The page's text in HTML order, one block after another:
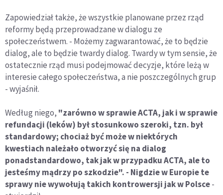
Zapowiedział także, że wszystkie planowane przez rząd
reformy będą przeprowadzane w dialogu ze
społeczeństwem. - Możemy zagwarantować, że to będzie
dialog, ale to będzie twardy dialog. Twardy w tym sensie, że
ostatecznie rząd musi podejmować decyzje, które leżą w
interesie całego społeczeństwa, a nie poszczególnych grup
- wyjaśnił.
Według niego, "zarówno w sprawie ACTA, jak i w sprawie
refundacji (leków) był stosunkowo szeroki, tzn. był
standardowy; chociaż być może w niektórych
kwestiach należało otworzyć się na dialog
ponadstandardowo, tak jak w przypadku ACTA, ale to
jesteśmy mądrzy po szkodzie". - Nigdzie w Europie te
sprawy nie wywołują takich kontrowersji jak w Polsce-